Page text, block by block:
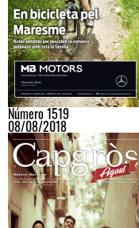
Número 1519
08/08/2018